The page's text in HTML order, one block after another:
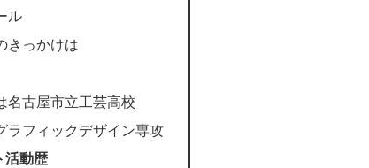
ル
きっかけは
名古屋市立工芸高校
ラフィックデザイン専攻
活動歴